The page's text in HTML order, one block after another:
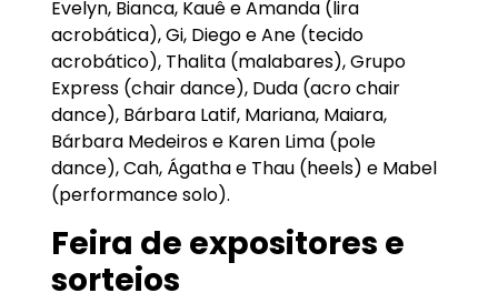
Evelyn, Bianca, Kauê e Amanda (lira
acrobática), Gi, Diego e Ane (tecido
acrobático), Thalita (malabares), Grupo
Express (chair dance), Duda (acro chair
dance), Bárbara Latif, Mariana, Maiara,
Bárbara Medeiros e Karen Lima (pole
dance), Cah, Ágatha e Thau (heels) e Mabel
(performance solo).
Feira de expositores e
sorteios